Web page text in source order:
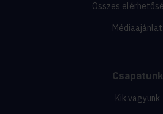
Összes
Médiaajánlat
Csapatunk
Kik vagyunk